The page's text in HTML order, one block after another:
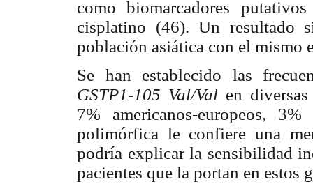
como biomarcadores
cisplatino (46). Un resultado
población asiática con el mismo
Se han establecido las
GSTP1-105 Val/Valen diversas
7% americanos-europeos,
polimórfica le confiere una
podría explicar la sensibilidad
pacientes que la portan en estos